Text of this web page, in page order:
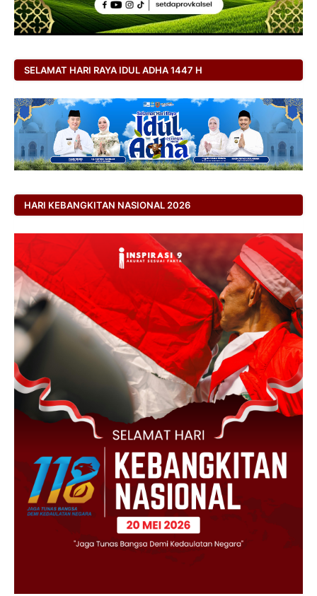
SELAMAT HARI RAYA IDUL ADHA 1447 H
HARI KEBANGKITAN NASIONAL 2026